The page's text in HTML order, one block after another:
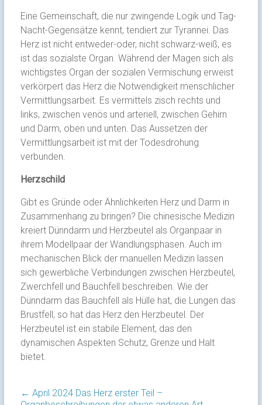
Eine Gemeinschaft, die nur zwingende Logik und Tag-
Nacht-Gegensätze kennt, tendiert zur Tyrannei. Das
Herz ist nicht entweder-oder, nicht schwarz-weiß, es
ist das sozialste Organ. Während der Magen sich als
wichtigstes Organ der sozialen Vermischung erweist
verkörpert das Herz die Notwendigkeit menschlicher
Vermittlungsarbeit. Es vermittels zisch rechts und
links, zwischen venös und arteriell, zwischen Gehirn
und Darm, oben und unten. Das Aussetzen der
Vermittlungsarbeit ist mit der Todesdrohung
verbunden.
Herzschild
Gibt es Gründe oder Ähnlichkeiten Herz und Darm in
Zusammenhang zu bringen? Die chinesische Medizin
kreiert Dünndarm und Herzbeutel als Organpaar in
ihrem Modellpaar der Wandlungsphasen. Auch im
mechanischen Blick der manuellen Medizin lassen
sich gewerbliche Verbindungen zwischen Herzbeutel,
Zwerchfell und Bauchfell beschreiben. Wie der
Dünndarm das Bauchfell als Hülle hat, die Lungen das
Brustfell, so hat das Herz den Herzbeutel. Der
Herzbeutel ist ein stabile Element, das den
dynamischen Aspekten Schutz, Grenze und Halt
bietet.
← April 2024 Das Herz erster Teil –